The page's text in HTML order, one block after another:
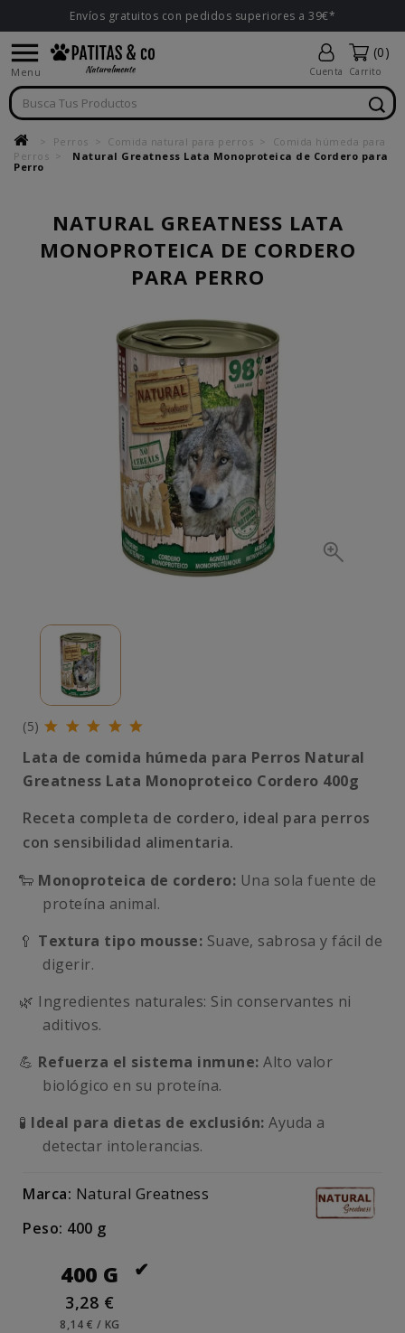
Envíos gratuitos con pedidos superiores a 39€*

Menu Cuenta
(0)
Carrito
Perros Comida natural para perros
Comida húmeda para
Perros
Natural Greatness Lata Monoproteica de Cordero para
Perro
NATURAL GREATNESS LATA
MONOPROTEICA DE CORDERO
PARA PERRO
(5)
Lata de comida húmeda para Perros Natural
Greatness Lata Monoproteico Cordero 400g
Receta completa de cordero, ideal para perros
con sensibilidad alimentaria.
🐑 Monoproteica de cordero: Una sola fuente de
proteína animal.
🥄 Textura tipo mousse: Suave, sabrosa y fácil de
digerir.
🌿 Ingredientes naturales: Sin conservantes ni
aditivos.
💪 Refuerza el sistema inmune: Alto valor
biológico en su proteína.
🧪 Ideal para dietas de exclusión: Ayuda a
detectar intolerancias.
Marca: Natural Greatness
Peso: 400 g
400 G
3,28 €
8,14 € / KG